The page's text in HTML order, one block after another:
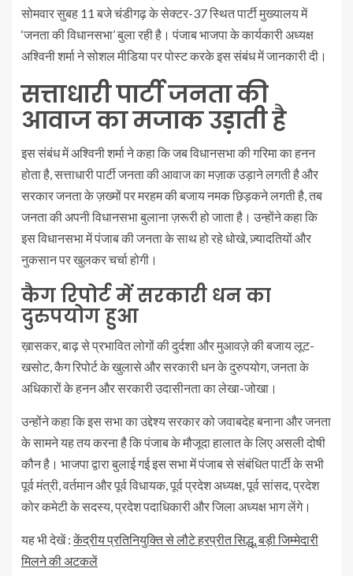
सोमवार सुबह 11 बजे चंडीगढ़ के सेक्टर-37 स्थित पार्टी मुख्यालय में
‘जनता की विधानसभा’ बुला रही है। पंजाब भाजपा के कार्यकारी अध्यक्ष
अश्विनी शर्मा ने सोशल मीडिया पर पोस्ट करके इस संबंध में जानकारी दी।
सत्ताधारी पार्टी जनता की
आवाज का मजाक उड़ाती है
इस संबंध में अश्विनी शर्मा ने कहा कि जब विधानसभा की गरिमा का हनन
होता है, सत्ताधारी पार्टी जनता की आवाज का मज़ाक उड़ाने लगती है और
सरकार जनता के ज़ख्मों पर मरहम की बजाय नमक छिड़कने लगती है, तब
जनता की अपनी विधानसभा बुलाना ज़रूरी हो जाता है। उन्होंने कहा कि
इस विधानसभा में पंजाब की जनता के साथ हो रहे धोखे, ज़्यादतियों और
नुकसान पर खुलकर चर्चा होगी।
कैग रिपोर्ट में सरकारी धन का
दुरुपयोग हुआ
ख़ासकर, बाढ़ से प्रभावित लोगों की दुर्दशा और मुआवज़े की बजाय लूट-
खसोट, कैग रिपोर्ट के खुलासे और सरकारी धन के दुरुपयोग, जनता के
अधिकारों के हनन और सरकारी उदासीनता का लेखा-जोखा।
उन्होंने कहा कि इस सभा का उद्देश्य सरकार को जवाबदेह बनाना और जनता
के सामने यह तय करना है कि पंजाब के मौजूदा हालात के लिए असली दोषी
कौन है। भाजपा द्वारा बुलाई गई इस सभा में पंजाब से संबंधित पार्टी के सभी
पूर्व मंत्री, वर्तमान और पूर्व विधायक, पूर्व प्रदेश अध्यक्ष, पूर्व सांसद, प्रदेश
कोर कमेटी के सदस्य, प्रदेश पदाधिकारी और जिला अध्यक्ष भाग लेंगे।
यह भी देखें :केंद्रीय प्रतिनियुक्ति से लौटे हरप्रीत सिद्धू, बड़ी जिम्मेदारी
मिलने की अटकलें